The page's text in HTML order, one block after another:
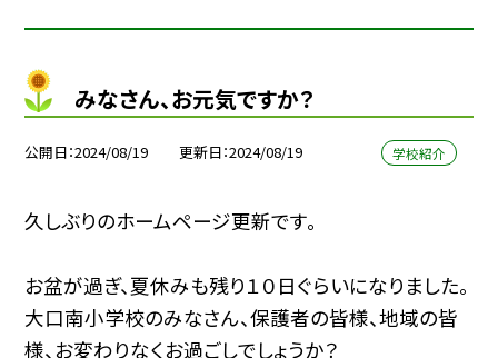
みなさん、お元気ですか？
公開日 2024/08/19 更新日 2024/08/19 学校紹介
久しぶりのホームページ更新です。
お盆が過ぎ、夏休みも残り１０日ぐらいになりました。
大口南小学校のみなさん、保護者の皆様、地域の皆
様、お変わりなくお過ごしでしょうか？